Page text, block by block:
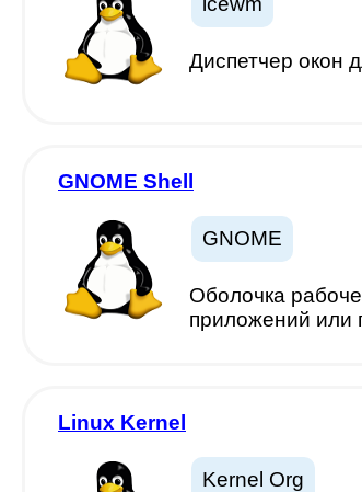
Диспетчер окон
GNOME Shell
GNOME
Оболочка
приложений или
Linux Kernel
Kernel Org